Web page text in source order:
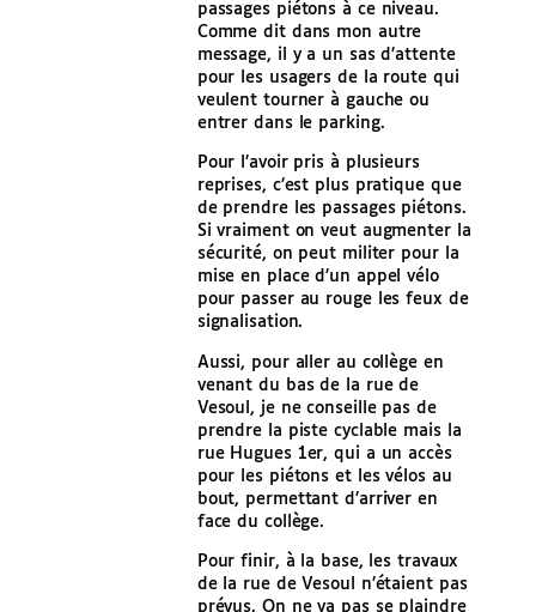
passages piétons à ce niveau.
Comme dit dans mon autre
message, il y a un sas d’attente
pour les usagers de la route qui
veulent tourner à gauche ou
entrer dans le parking.
Pour l’avoir pris à plusieurs
reprises, c’est plus pratique que
de prendre les passages piétons.
Si vraiment on veut augmenter la
sécurité, on peut militer pour la
mise en place d’un appel vélo
pour passer au rouge les feux de
signalisation.
Aussi, pour aller au collège en
venant du bas de la rue de
Vesoul, je ne conseille pas de
prendre la piste cyclable mais la
rue Hugues 1er, qui a un accès
pour les piétons et les vélos au
bout, permettant d’arriver en
face du collège.
Pour finir, à la base, les travaux
de la rue de Vesoul n’étaient pas
prévus. On ne va pas se plaindre